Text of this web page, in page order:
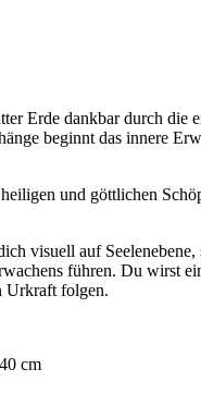
Erde dankbar durch die
beginnt das innere
und göttlichen
visuell auf
führen. Du wirst
Urkraft folgen.
cm